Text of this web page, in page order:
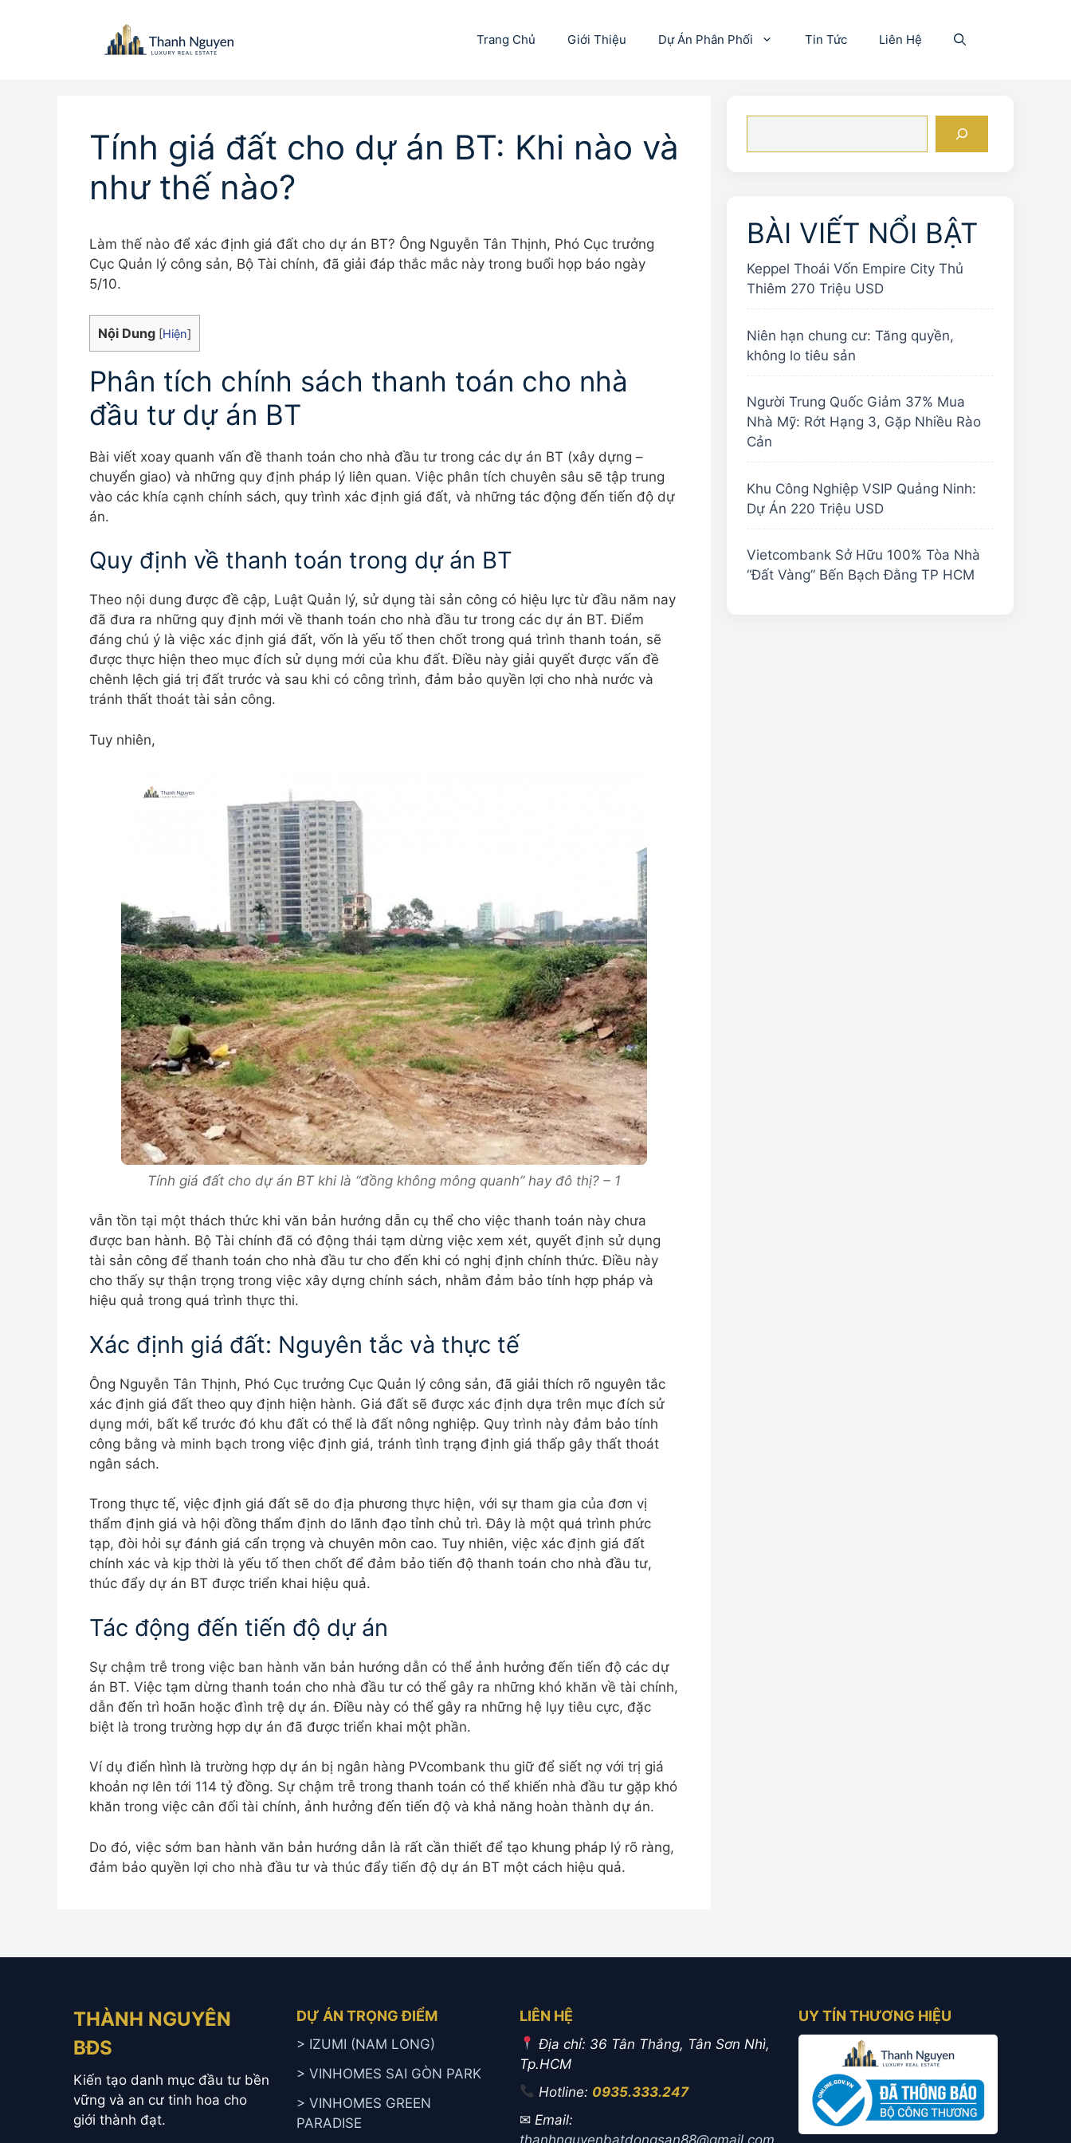
Trang Chủ Giới Thiệu Dự Án Phân Phối Tin Tức Liên Hệ
Tính giá đất cho dự án BT: Khi nào và
như thế nào?
Làm thế nào để xác định giá đất cho dự án BT? Ông Nguyễn Tân Thịnh, Phó Cục trưởng
Cục Quản lý công sản, Bộ Tài chính, đã giải đáp thắc mắc này trong buổi họp báo ngày
5/10.
Nội Dung [Hiện]
Phân tích chính sách thanh toán cho nhà
đầu tư dự án BT
Bài viết xoay quanh vấn đề thanh toán cho nhà đầu tư trong các dự án BT (xây dựng –
chuyển giao) và những quy định pháp lý liên quan. Việc phân tích chuyên sâu sẽ tập trung
vào các khía cạnh chính sách, quy trình xác định giá đất, và những tác động đến tiến độ dự
án.
Quy định về thanh toán trong dự án BT
Theo nội dung được đề cập, Luật Quản lý, sử dụng tài sản công có hiệu lực từ đầu năm nay
đã đưa ra những quy định mới về thanh toán cho nhà đầu tư trong các dự án BT. Điểm
đáng chú ý là việc xác định giá đất, vốn là yếu tố then chốt trong quá trình thanh toán, sẽ
được thực hiện theo mục đích sử dụng mới của khu đất. Điều này giải quyết được vấn đề
chênh lệch giá trị đất trước và sau khi có công trình, đảm bảo quyền lợi cho nhà nước và
tránh thất thoát tài sản công.
Tuy nhiên,
Tính giá đất cho dự án BT khi là “đồng không mông quanh” hay đô thị? – 1
vẫn tồn tại một thách thức khi văn bản hướng dẫn cụ thể cho việc thanh toán này chưa
được ban hành. Bộ Tài chính đã có động thái tạm dừng việc xem xét, quyết định sử dụng
tài sản công để thanh toán cho nhà đầu tư cho đến khi có nghị định chính thức. Điều này
cho thấy sự thận trọng trong việc xây dựng chính sách, nhằm đảm bảo tính hợp pháp và
hiệu quả trong quá trình thực thi.
Xác định giá đất: Nguyên tắc và thực tế
Ông Nguyễn Tân Thịnh, Phó Cục trưởng Cục Quản lý công sản, đã giải thích rõ nguyên tắc
xác định giá đất theo quy định hiện hành. Giá đất sẽ được xác định dựa trên mục đích sử
dụng mới, bất kể trước đó khu đất có thể là đất nông nghiệp. Quy trình này đảm bảo tính
công bằng và minh bạch trong việc định giá, tránh tình trạng định giá thấp gây thất thoát
ngân sách.
Trong thực tế, việc định giá đất sẽ do địa phương thực hiện, với sự tham gia của đơn vị
thẩm định giá và hội đồng thẩm định do lãnh đạo tỉnh chủ trì. Đây là một quá trình phức
tạp, đòi hỏi sự đánh giá cẩn trọng và chuyên môn cao. Tuy nhiên, việc xác định giá đất
chính xác và kịp thời là yếu tố then chốt để đảm bảo tiến độ thanh toán cho nhà đầu tư,
thúc đẩy dự án BT được triển khai hiệu quả.
Tác động đến tiến độ dự án
Sự chậm trễ trong việc ban hành văn bản hướng dẫn có thể ảnh hưởng đến tiến độ các dự
án BT. Việc tạm dừng thanh toán cho nhà đầu tư có thể gây ra những khó khăn về tài chính,
dẫn đến trì hoãn hoặc đình trệ dự án. Điều này có thể gây ra những hệ lụy tiêu cực, đặc
biệt là trong trường hợp dự án đã được triển khai một phần.
Ví dụ điển hình là trường hợp dự án bị ngân hàng PVcombank thu giữ để siết nợ với trị giá
khoản nợ lên tới 114 tỷ đồng. Sự chậm trễ trong thanh toán có thể khiến nhà đầu tư gặp khó
khăn trong việc cân đối tài chính, ảnh hưởng đến tiến độ và khả năng hoàn thành dự án.
Do đó, việc sớm ban hành văn bản hướng dẫn là rất cần thiết để tạo khung pháp lý rõ ràng,
đảm bảo quyền lợi cho nhà đầu tư và thúc đẩy tiến độ dự án BT một cách hiệu quả.
BÀI VIẾT NỔI BẬT
Keppel Thoái Vốn Empire City Thủ
Thiêm 270 Triệu USD
Niên hạn chung cư: Tăng quyền,
không lo tiêu sản
Người Trung Quốc Giảm 37% Mua
Nhà Mỹ: Rớt Hạng 3, Gặp Nhiều Rào
Cản
Khu Công Nghiệp VSIP Quảng Ninh:
Dự Án 220 Triệu USD
Vietcombank Sở Hữu 100% Tòa Nhà
“Đất Vàng” Bến Bạch Đằng TP HCM
THÀNH NGUYÊN
BĐS
Kiến tạo danh mục đầu tư bền
vững và an cư tinh hoa cho
giới thành đạt.
DỰ ÁN TRỌNG ĐIỂM
> IZUMI (NAM LONG)
> VINHOMES SAI GÒN PARK
> VINHOMES GREEN
PARADISE
LIÊN HỆ
Địa chỉ: 36 Tân Thắng, Tân Sơn Nhì,
Tp.HCM
Hotline: 0935.333.247
✉ Email:
thanhnguyenbatdongsan88@gmail.com
UY TÍN THƯƠNG HIỆU